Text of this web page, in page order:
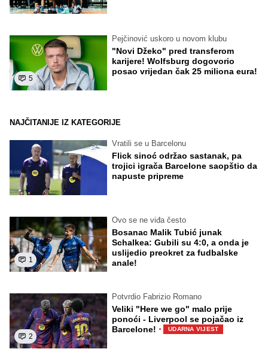
5
Pejčinović uskoro u novom klubu
"Novi Džeko" pred transferom
karijere! Wolfsburg dogovorio
posao vrijedan čak 25 miliona eura!
NAJČITANIJE IZ KATEGORIJE
Vratili se u Barcelonu
Flick sinoć održao sastanak, pa
trojici igrača Barcelone saopštio da
napuste pripreme
1
Ovo se ne viđa često
Bosanac Malik Tubić junak
Schalkea: Gubili su 4:0, a onda je
uslijedio preokret za fudbalske
anale!
2
Potvrdio Fabrizio Romano
Veliki "Here we go" malo prije
ponoći - Liverpool se pojačao iz
Barcelone! · UDARNA VIJEST